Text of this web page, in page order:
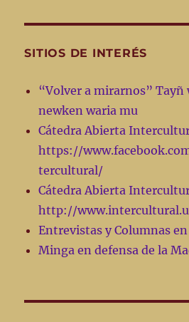
SITIOS DE INTERÉS
“Volver a mirarnos”
newken waria mu
Cátedra Abierta
https://
tercultural/
Cátedra Abierta
http://
Entrevistas y Columnas
Minga en defensa de la